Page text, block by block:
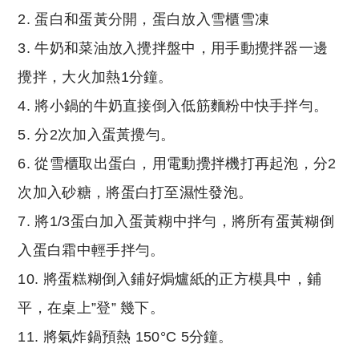
2. 蛋白和蛋黃分開，蛋白放入雪櫃雪凍
3. 牛奶和菜油放入攪拌盤中，用手動攪拌器一邊
攪拌，大火加熱1分鐘。
4. 將小鍋的牛奶直接倒入低筋麵粉中快手拌勻。
5. 分2次加入蛋黃攪勻。
6. 從雪櫃取出蛋白，用電動攪拌機打再起泡，分2
次加入砂糖，將蛋白打至濕性發泡。
7. 將1/3蛋白加入蛋黃糊中拌勻，將所有蛋黃糊倒
入蛋白霜中輕手拌勻。
10. 將蛋糕糊倒入鋪好焗爐紙的正方模具中，鋪
平，在桌上”登” 幾下。
11. 將氣炸鍋預熱 150°C 5分鐘。